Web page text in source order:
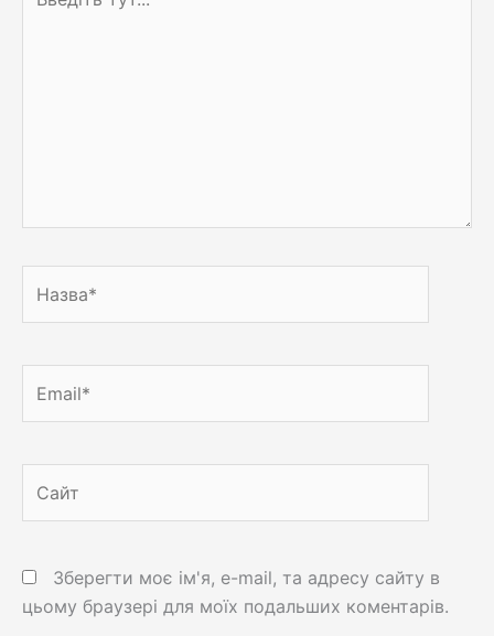
тут...
Зберегти моє ім'я, e-mail, та адресу сайту в
цьому браузері для моїх подальших коментарів.